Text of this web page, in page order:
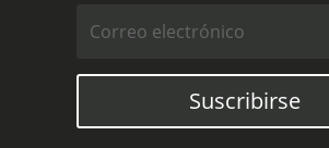
Suscribirse